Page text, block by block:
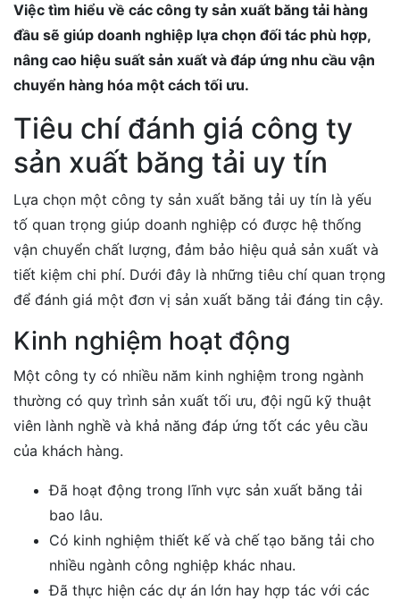
Việc tìm hiểu về các công ty sản xuất băng tải hàng
đầu sẽ giúp doanh nghiệp lựa chọn đối tác phù hợp,
nâng cao hiệu suất sản xuất và đáp ứng nhu cầu vận
chuyển hàng hóa một cách tối ưu.
Tiêu chí đánh giá công ty
sản xuất băng tải uy tín
Lựa chọn một công ty sản xuất băng tải uy tín là yếu
tố quan trọng giúp doanh nghiệp có được hệ thống
vận chuyển chất lượng, đảm bảo hiệu quả sản xuất và
tiết kiệm chi phí. Dưới đây là những tiêu chí quan trọng
để đánh giá một đơn vị sản xuất băng tải đáng tin cậy.
Kinh nghiệm hoạt động
Một công ty có nhiều năm kinh nghiệm trong ngành
thường có quy trình sản xuất tối ưu, đội ngũ kỹ thuật
viên lành nghề và khả năng đáp ứng tốt các yêu cầu
của khách hàng.
Đã hoạt động trong lĩnh vực sản xuất băng tải
bao lâu.
Có kinh nghiệm thiết kế và chế tạo băng tải cho
nhiều ngành công nghiệp khác nhau.
Đã thực hiện các dự án lớn hay hợp tác với các